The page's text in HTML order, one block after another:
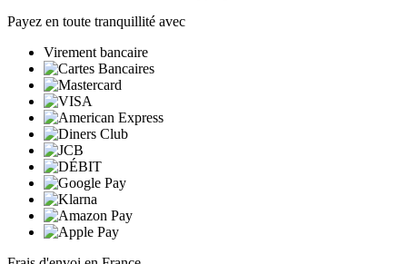
Payez en toute tranquillité avec
Virement bancaire